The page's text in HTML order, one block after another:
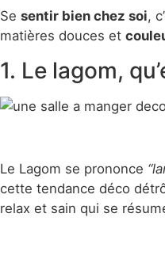
Se sentir bien chez soi,
matières douces et
1. Le lagom,
Le Lagom se prononce
cette tendance déco
relax et sain qui se